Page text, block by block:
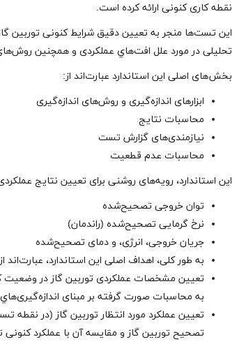
نقطه كاری كنونی ارائه كرده است.
اين تست‌ها منجر به تعيين دقیق شرايط كنونی توربين
تحليلی در مورد علل افت‌هاي عملكردی و همچنين روش‌های
بخش‌های اصلی این استاندارد عبارت‌اند از:
ابزارهای اندازه‌گیری و روش‌های اندازه‌گیری
محاسبات نتایج
نیازمندی‌های گزارش تست
محاسبات عدم قطعیت
این استاندارد، رویه‌های روشنی برای تعیین نتایج
توان خروجی تصحیح‌شده
نرخ گرمایی تصحیح‌شده (راندمان)
جریان خروجی، انرژی، و دمای تصحیح‌شده
به طور کلی، اهداف اصلی این استاندارد، عبارت‌اند
تعيين مشخصات عملكردی توربين گاز در وضعیت
به محاسبات صورت گرفته بر مبنای
تعيين عملكرد مورد انتظار توربين گاز (در نقطه
تصحيح توربين گاز و مقايسه آن با عملكرد کنونی